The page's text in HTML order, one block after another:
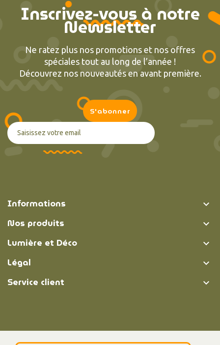
Inscrivez-vous à notre
Newsletter
Ne ratez plus nos promotions et nos offres
spéciales tout au long de l’année !
Découvrez nos nouveautés en avant première.
Informations 
Nos produits 
Lumière et Déco 
Légal 
Service client 